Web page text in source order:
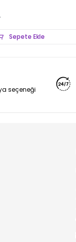
Sepete Ekle
seçeneği